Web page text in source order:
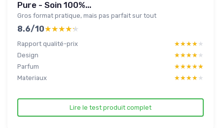
Pure - Soin 100%...
Gros format pratique, mais pas parfait sur tout
8.6/10★★★★★
★★★★★
Rapport qualité-prix ★★★★★
★★★★★
Design
★★★★★
★★★★★
Parfum
★★★★★
★★★★★
Materiaux
★★★★★
★★★★★
Lire le test produit complet